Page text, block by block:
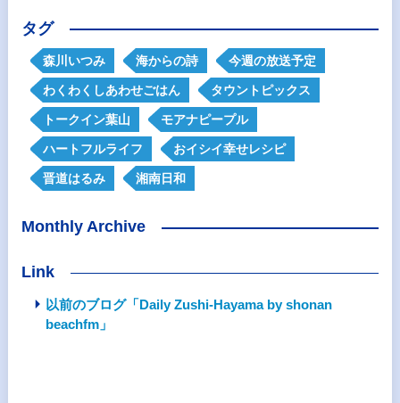
タグ
森川いつみ 海からの詩 今週の放送予定
わくわくしあわせごはん タウントピックス
トークイン葉山 モアナピープル
ハートフルライフ おイシイ幸せレシピ
晋道はるみ 湘南日和
Monthly Archive
Link
以前のブログ「Daily Zushi-Hayama by shonan
beachfm」